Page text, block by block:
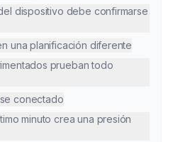
dispositivo debe confirmarse
una planificación diferente
prueban todo
conectado
minuto crea una presión